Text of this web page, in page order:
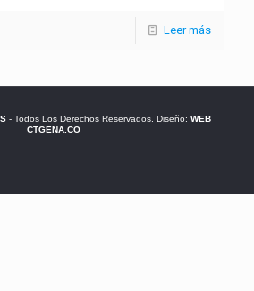
Leer más
- Todos Los Derechos Reservados. Diseño: WEB
CTGENA.CO